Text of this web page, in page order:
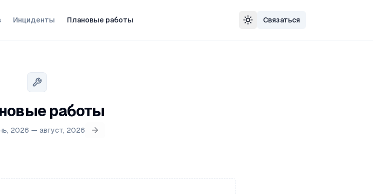
Инциденты Плановые работы
Сменить тему
Связаться
работы
2026 — август, 2026